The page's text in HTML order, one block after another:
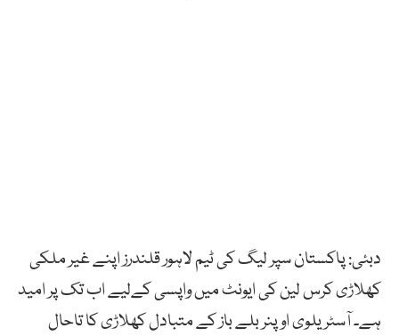
دبئی: پاکستان سپر لیگ کی ٹیم لاہور قلندرز اپنے غیر ملکی
کھلاڑی کرس لین کی ایونٹ میں واپسی کےلیے اب تک پر امید
ہے۔ آسٹریلوی اوپنر بلے باز کے متبادل کھلاڑی کا تاحال